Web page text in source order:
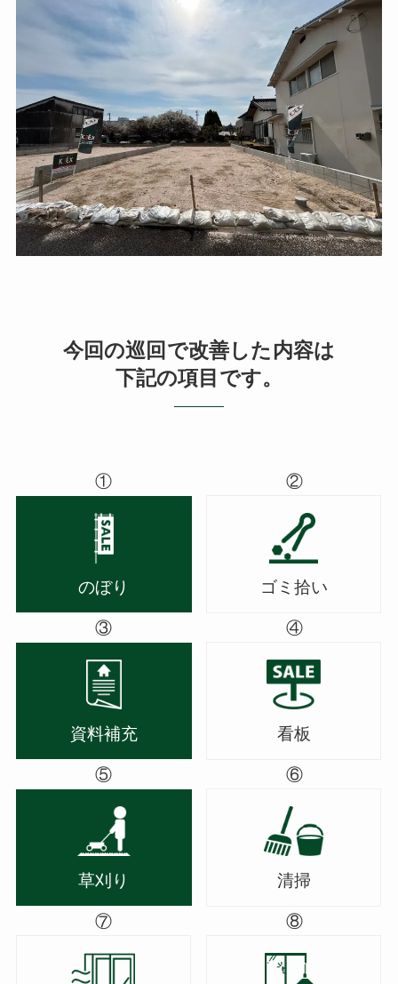
今回の巡回で改善した内容は
下記の項目です。
①
のぼり
②
ゴミ拾い
③
資料補充
④
看板
⑤
草刈り
⑥
清掃
⑦ ⑧